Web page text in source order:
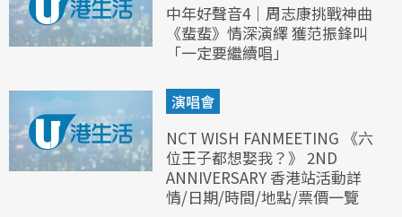
中年好聲音4｜周志康挑戰神曲
《蜚蜚》情深演繹 獲范振鋒叫
「一定要繼續唱」
演唱會
NCT WISH FANMEETING 《六
位王子都想娶我？》 2ND
ANNIVERSARY 香港站活動詳
情/日期/時間/地點/票價一覽